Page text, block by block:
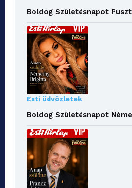
Boldog Születésnapot
Esti üdvözletek
Boldog Születésnapot